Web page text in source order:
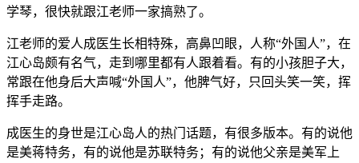
学琴，很快就跟江老师一家搞熟了。
江老师的爱人成医生长相特殊，高鼻凹眼，人称“外国人”，在
江心岛颇有名气，走到哪里都有人跟着看。有的小孩胆子大，
常跟在他身后大声喊“外国人”，他脾气好，只回头笑一笑，挥
挥手走路。
成医生的身世是江心岛人的热门话题，有很多版本。有的说他
是美蒋特务，有的说他是苏联特务；有的说他父亲是美军上